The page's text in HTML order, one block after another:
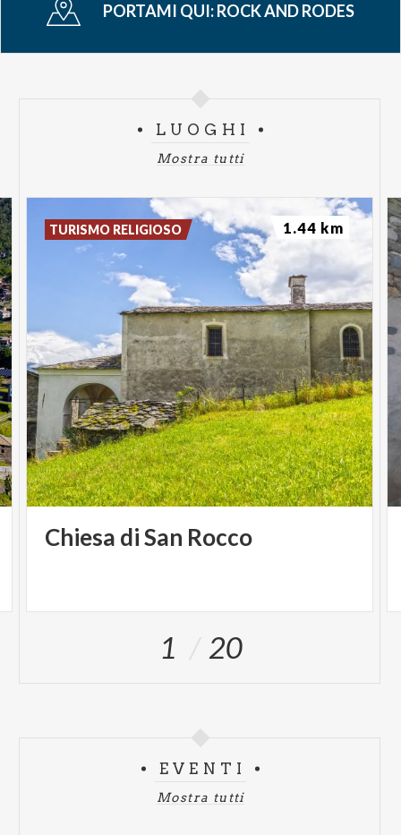
PORTAMI QUI:ROCK AND RODES
LUOGHI
Mostra tutti
Chiesa diSan Rocco
TURISMO RELIGIOSO 1.44 km
1 20
EVENTI
Mostra tutti